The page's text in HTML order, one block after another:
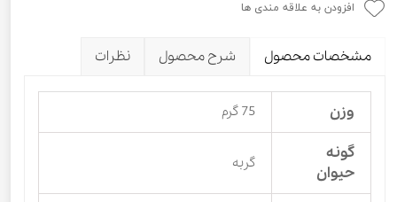
افزودن به علاقه مندی ها
مشخصات محصول شرح محصول نظرات
وزن 75 گرم
گونه
حیوان
گربه